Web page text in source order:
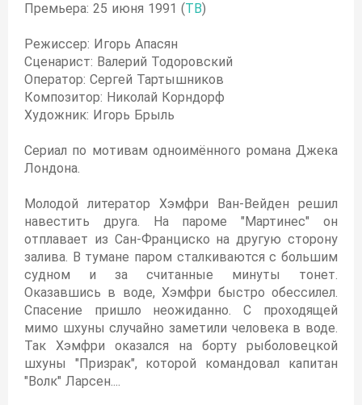
Премьера: 25 июня 1991 (ТВ)
Режиссер: Игорь Апасян
Сценарист: Валерий Тодоровский
Оператор: Сергей Тартышников
Композитор: Николай Корндорф
Художник: Игорь Брыль
Сериал по мотивам одноимённого романа Джека
Лондона.
Молодой литератор Хэмфри Ван-Вейден решил
навестить друга. На пароме "Мартинес" он
отплавает из Сан-Франциско на другую сторону
залива. В тумане паром сталкиваются с большим
судном и за считанные минуты тонет.
Оказавшись в воде, Хэмфри быстро обессилел.
Спасение пришло неожиданно. С проходящей
мимо шхуны случайно заметили человека в воде.
Так Хэмфри оказался на борту рыболовецкой
шхуны "Призрак", которой командовал капитан
"Волк" Ларсен....